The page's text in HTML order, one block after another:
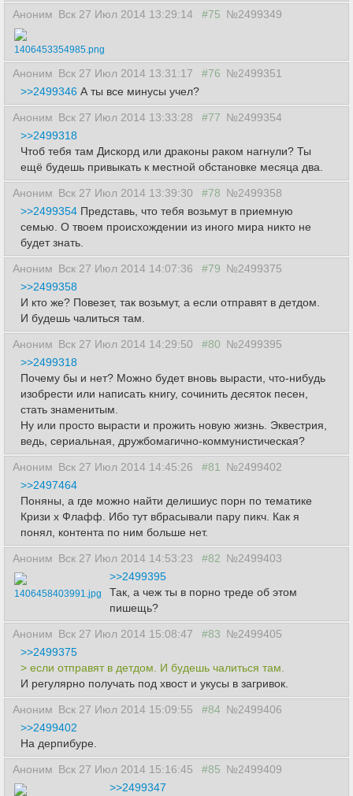
Аноним Вск 27 Июл 2014 13:29:14 #75 №2499349
1406453354985.png
Аноним Вск 27 Июл 2014 13:31:17 #76 №2499351
>>2499346 А ты все минусы учел?
Аноним Вск 27 Июл 2014 13:33:28 #77 №2499354
>>2499318
Чтоб тебя там Дискорд или драконы раком нагнули? Ты
ещё будешь привыкать к местной обстановке месяца два.
Аноним Вск 27 Июл 2014 13:39:30 #78 №2499358
>>2499354 Представь, что тебя возьмут в приемную
семью. О твоем происхождении из иного мира никто не
будет знать.
Аноним Вск 27 Июл 2014 14:07:36 #79 №2499375
>>2499358
И кто же? Повезет, так возьмут, а если отправят в детдом.
И будешь чалиться там.
Аноним Вск 27 Июл 2014 14:29:50 #80 №2499395
>>2499318
Почему бы и нет? Можно будет вновь вырасти, что-нибудь
изобрести или написать книгу, сочинить десяток песен,
стать знаменитым.
Ну или просто вырасти и прожить новую жизнь. Эквестрия,
ведь, сериальная, дружбомагично-коммунистическая?
Аноним Вск 27 Июл 2014 14:45:26 #81
№2499402
>>2497464
Поняны, а где можно найти делишиус порн по тематике
Кризи х Флафф. Ибо тут вбрасывали пару пикч. Как я
понял, контента по ним больше нет.
Аноним Вск 27 Июл 2014 14:53:23 #82 №2499403
1406458403991.jpg
>>2499395
Так, а чеж ты в порно треде об этом
пишещь?
Аноним Вск 27 Июл 2014 15:08:47 #83 №2499405
>>2499375
> если отправят в детдом. И будешь чалиться там.
И регулярно получать под хвост и укусы в загривок.
Аноним Вск 27 Июл 2014 15:09:55 #84 №2499406
>>2499402
На дерпибуре.
Аноним Вск 27 Июл 2014 15:16:45 #85 №2499409
>>2499347